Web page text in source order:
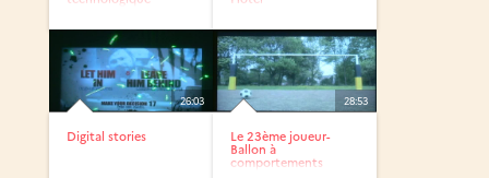
26:03
Digital stories
28:53
Le 23ème joueur-
Ballon à
comportements